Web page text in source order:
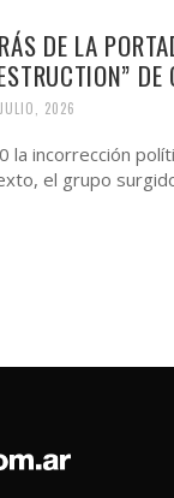
DE LA
DE
2026
la incorrección
el grupo